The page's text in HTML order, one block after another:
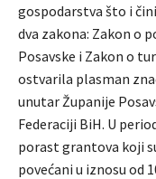
gospodarstva što i
dva zakona: Zakon o
Posavske i Zakon o
ostvarila plasman
unutar Županije
Federaciji BiH. U
porast grantova koji
povećani u iznosu od